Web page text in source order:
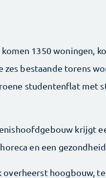
1350 woningen,
zes bestaande torens
studentenflat met
krijgt
en een
overheerst hoogbouw,